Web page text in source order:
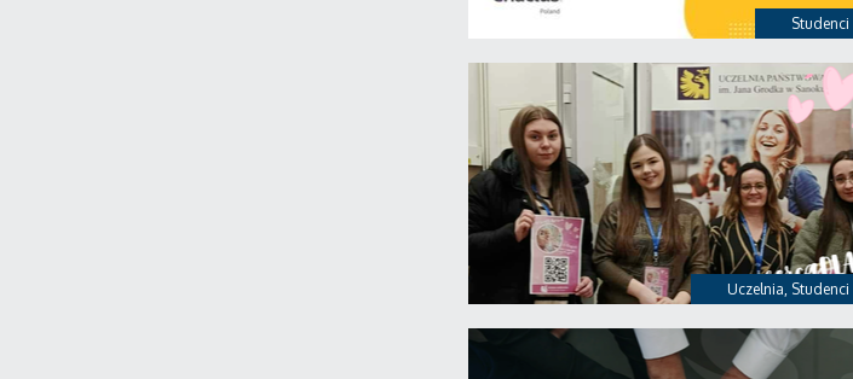
Studenci
Uczelnia, Studenci